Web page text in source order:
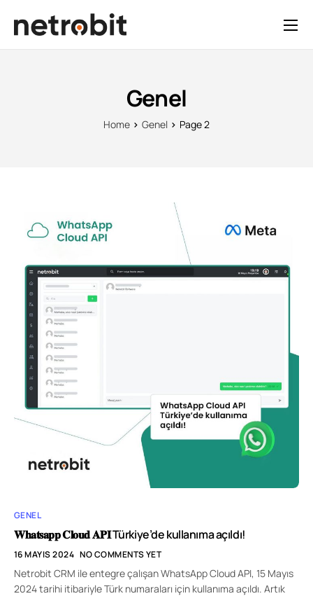
Genel
Home Genel Page 2
GENEL
𝐖𝐡𝐚𝐭𝐬𝐚𝐩𝐩 𝐂𝐥𝐨𝐮𝐝 𝐀𝐏𝐈 Türkiye’de kullanıma açıldı!
16 MAYIS 2024 NO COMMENTS YET
Netrobit CRM ile entegre çalışan WhatsApp Cloud API, 15 Mayıs
2024 tarihi itibariyle Türk numaraları için kullanıma açıldı. Artık